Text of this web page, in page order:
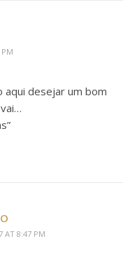
aqui desejar um bom
AT 8:47 PM